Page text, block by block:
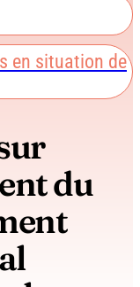
en situation de
du